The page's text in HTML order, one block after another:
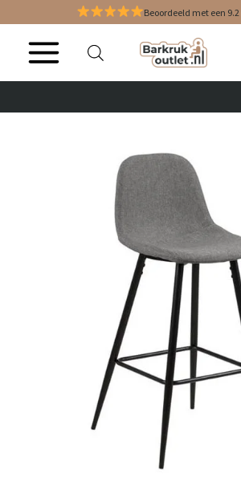
inhoud
Beoordeeld met een 9.2